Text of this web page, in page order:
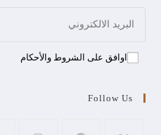
اوافق على الشروط والأحكام
Follow Us